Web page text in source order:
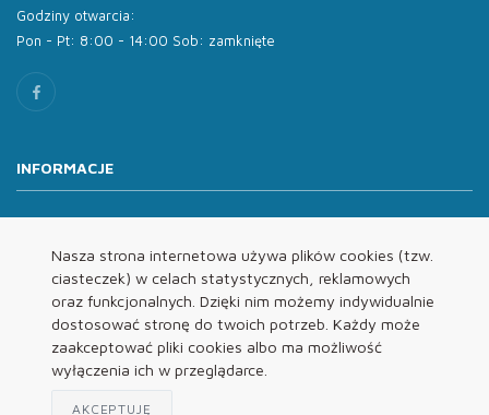
Nasza strona internetowa używa plików cookies (tzw.
ciasteczek) w celach statystycznych, reklamowych
oraz funkcjonalnych. Dzięki nim możemy indywidualnie
dostosować stronę do twoich potrzeb. Każdy może
zaakceptować pliki cookies albo ma możliwość
wyłączenia ich w przeglądarce.
AKCEPTUJĘ
Godziny otwarcia:
Pon - Pt: 8:00 - 14:00 Sob: zamknięte
INFORMACJE
Oferta
Kontakt
REGULAMINY
Regulamin
Polityka Prywatności